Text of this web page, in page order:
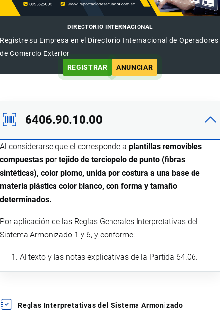
DIRECTORIO INTERNACIONAL
Registre su Empresa en el Directorio Internacional de Operadores
de Comercio Exterior
REGISTRAR
ANUNCIAR
6406.90.10.00
Al considerarse que el corresponde a plantillas removibles
compuestas por tejido de terciopelo de punto (fibras
sintéticas), color plomo, unida por costura a una base de
materia plástica color blanco, con forma y tamaño
determinados.
Por aplicación de las Reglas Generales Interpretativas del
Sistema Armonizado 1 y 6, y conforme:
Al texto y las notas explicativas de la Partida 64.06.
Reglas Interpretativas del Sistema Armonizado